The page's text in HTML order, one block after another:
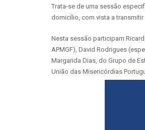
Trata-se de uma sessão
domicílio, com vista a
Nesta sessão participam
APMGF), David Rodrigues
Margarida Dias, do Grupo de
União das Misericórdias